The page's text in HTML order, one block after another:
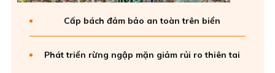
Cấp bách đảm bảo an toàn trên biển
Phát triển rừng ngập mặn giảm rủi ro thiên tai